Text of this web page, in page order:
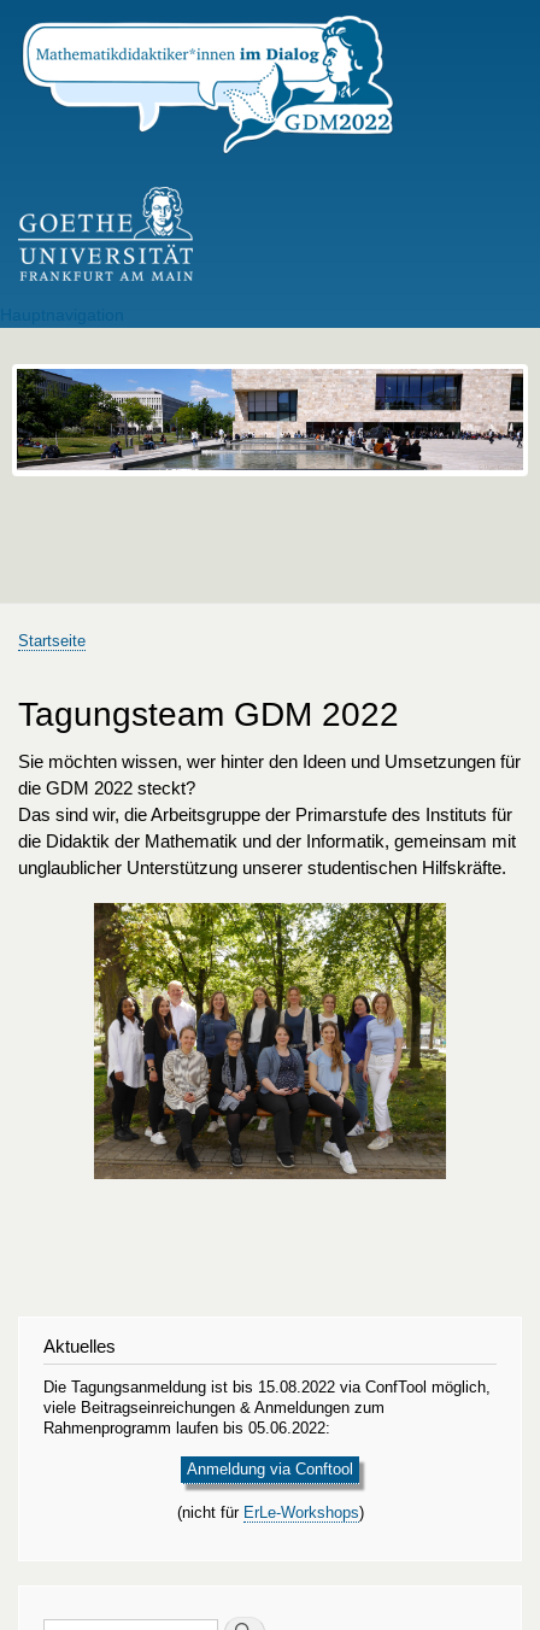
Inhalt
GU Logo
Startseite
Tagungsteam GDM 2022
Sie möchten wissen, wer hinter den Ideen und Umsetzungen für
die GDM 2022 steckt?
Das sind wir, die Arbeitsgruppe der Primarstufe des Instituts für
die Didaktik der Mathematik und der Informatik, gemeinsam mit
unglaublicher Unterstützung unserer studentischen Hilfskräfte.
Aktuelles
Die Tagungsanmeldung ist bis 15.08.2022 via ConfTool möglich,
viele Beitragseinreichungen & Anmeldungen zum
Rahmenprogramm laufen bis 05.06.2022:
Anmeldung via Conftool
(nicht für ErLe-Workshops)